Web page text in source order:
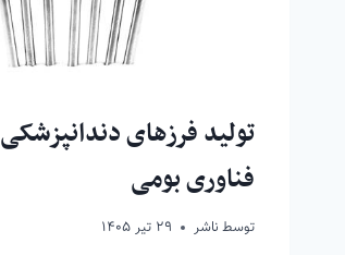
تولید فرزهای دندانپزشکی
فناوری بومی
توسط ناشر ۲۹ تیر ۱۴۰۵